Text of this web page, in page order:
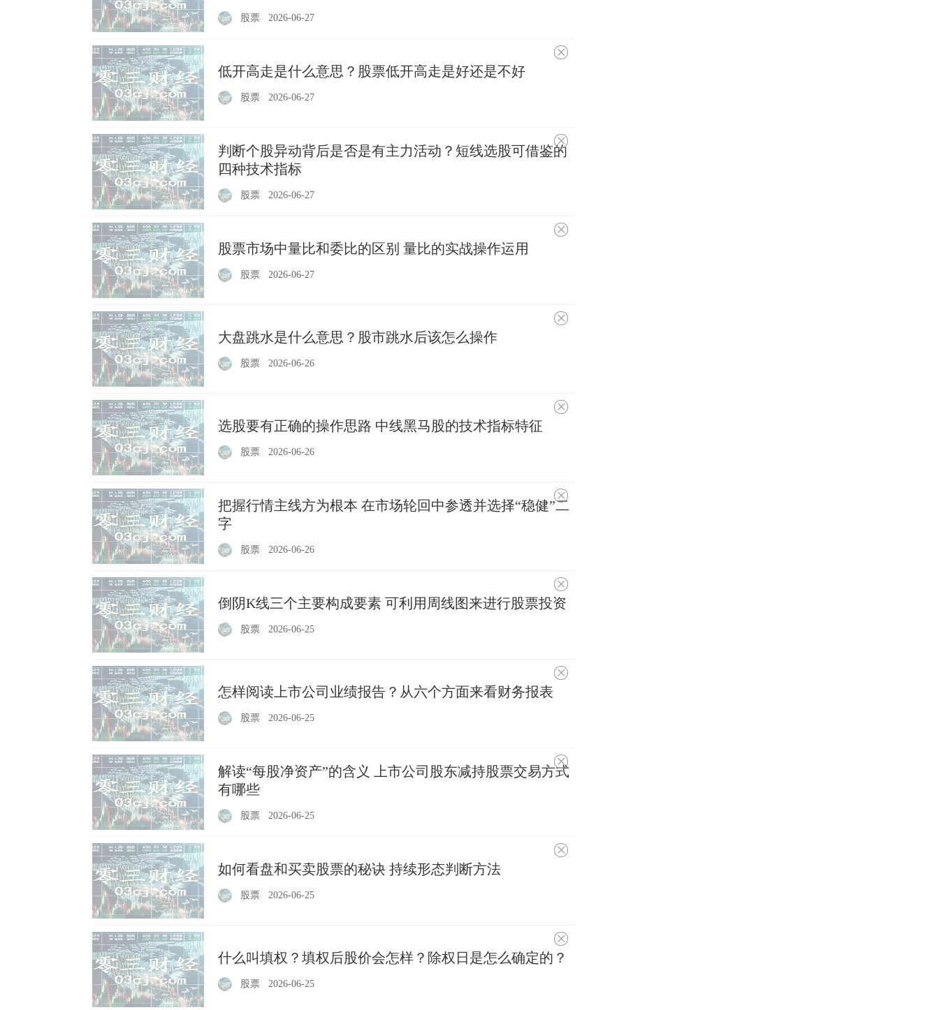
股票 2026-06-27
低开高走是什么意思？股票低开高走是好还是不好
股票 2026-06-27
不
感
判断个股异动背后是否是有主力活动？短线选股可借鉴的
四种技术指标
股票 2026-06-27
不
感
兴
股票市场中量比和委比的区别 量比的实战操作运用
股票 2026-06-27
不
感
大盘跳水是什么意思？股市跳水后该怎么操作
股票 2026-06-26
不
感
选股要有正确的操作思路 中线黑马股的技术指标特征
股票 2026-06-26
不
感
把握行情主线方为根本 在市场轮回中参透并选择“稳健”二
字
股票 2026-06-26
不
感
倒阴K线三个主要构成要素 可利用周线图来进行股票投资
股票 2026-06-25
不
感
兴
怎样阅读上市公司业绩报告？从六个方面来看财务报表
股票 2026-06-25
不
感
解读“每股净资产”的含义 上市公司股东减持股票交易方式
有哪些
股票 2026-06-25
不
感
如何看盘和买卖股票的秘诀 持续形态判断方法
股票 2026-06-25
不
感
什么叫填权？填权后股价会怎样？除权日是怎么确定的？
股票 2026-06-25
不
感
兴